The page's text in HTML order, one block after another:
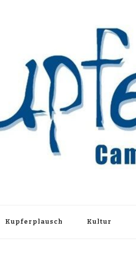
Archiv
Kupferplausch Kultur